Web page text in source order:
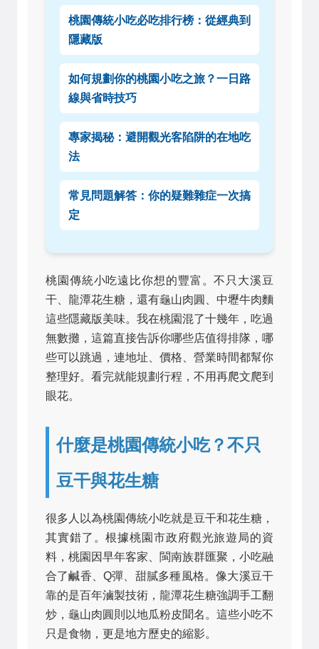
桃園傳統小吃必吃排行榜：從經典到
隱藏版
如何規劃你的桃園小吃之旅？一日路
線與省時技巧
專家揭秘：避開觀光客陷阱的在地吃
法
常見問題解答：你的疑難雜症一次搞
定
桃園傳統小吃遠比你想的豐富。不只大溪豆
干、龍潭花生糖，還有龜山肉圓、中壢牛肉麵
這些隱藏版美味。我在桃園混了十幾年，吃過
無數攤，這篇直接告訴你哪些店值得排隊，哪
些可以跳過，連地址、價格、營業時間都幫你
整理好。看完就能規劃行程，不用再爬文爬到
眼花。
什麼是桃園傳統小吃？不只
豆干與花生糖
很多人以為桃園傳統小吃就是豆干和花生糖，
其實錯了。根據桃園市政府觀光旅遊局的資
料，桃園因早年客家、閩南族群匯聚，小吃融
合了鹹香、Q彈、甜膩多種風格。像大溪豆干
靠的是百年滷製技術，龍潭花生糖強調手工翻
炒，龜山肉圓則以地瓜粉皮聞名。這些小吃不
只是食物，更是地方歷史的縮影。